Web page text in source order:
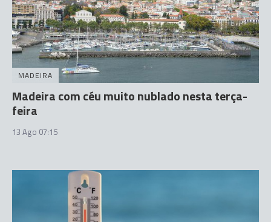
MADEIRA
Madeira com céu muito nublado nesta terça-
feira
13 Ago 07:15